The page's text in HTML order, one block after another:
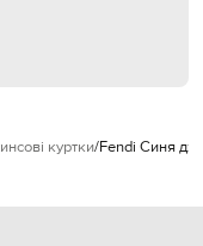
куртки Fendi Синя